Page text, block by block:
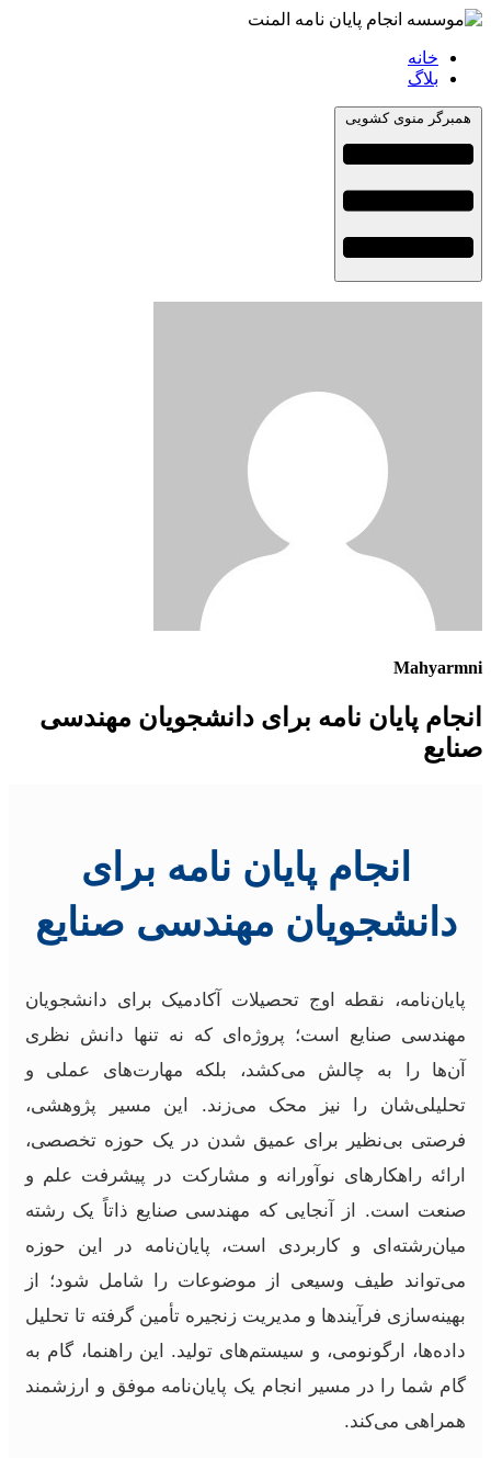
خانه
بلاگ
همبرگر منوی کشویی
Mahyarmni
انجام پایان نامه برای دانشجویان مهندسی
صنایع
انجام پایان نامه برای
دانشجویان مهندسی صنایع
پایان‌نامه، نقطه اوج تحصیلات آکادمیک برای دانشجویان
مهندسی صنایع است؛ پروژه‌ای که نه تنها دانش نظری
آن‌ها را به چالش می‌کشد، بلکه مهارت‌های عملی و
تحلیلی‌شان را نیز محک می‌زند. این مسیر پژوهشی،
فرصتی بی‌نظیر برای عمیق شدن در یک حوزه تخصصی،
ارائه راهکارهای نوآورانه و مشارکت در پیشرفت علم و
صنعت است. از آنجایی که مهندسی صنایع ذاتاً یک رشته
میان‌رشته‌ای و کاربردی است، پایان‌نامه در این حوزه
می‌تواند طیف وسیعی از موضوعات را شامل شود؛ از
بهینه‌سازی فرآیندها و مدیریت زنجیره تأمین گرفته تا تحلیل
داده‌ها، ارگونومی، و سیستم‌های تولید. این راهنما، گام به
گام شما را در مسیر انجام یک پایان‌نامه موفق و ارزشمند
همراهی می‌کند.